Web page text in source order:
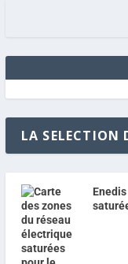
LA SELECTION